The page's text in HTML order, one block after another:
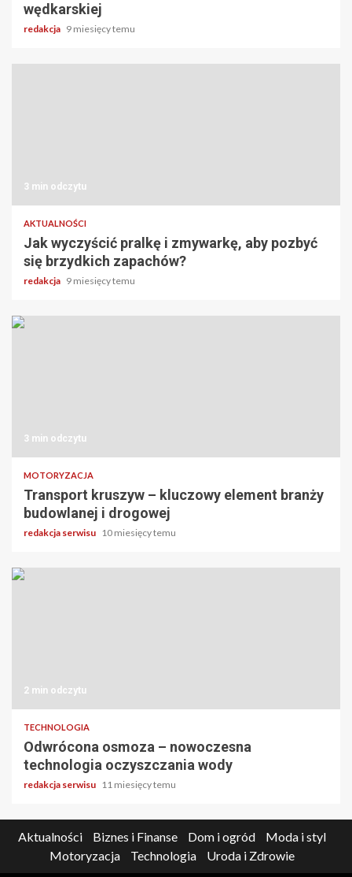
wędkarskiej
redakcja 9 miesięcy temu
3 min odczytu
AKTUALNOŚCI
Jak wyczyścić pralkę i zmywarkę, aby pozbyć
się brzydkich zapachów?
redakcja 9 miesięcy temu
3 min odczytu
MOTORYZACJA
Transport kruszyw – kluczowy element branży
budowlanej i drogowej
redakcja serwisu 10 miesięcy temu
2 min odczytu
TECHNOLOGIA
Odwrócona osmoza – nowoczesna
technologia oczyszczania wody
redakcja serwisu 11 miesięcy temu
Aktualności Biznes i Finanse Dom i ogród
Moda i styl
Motoryzacja
Technologia Uroda i Zdrowie